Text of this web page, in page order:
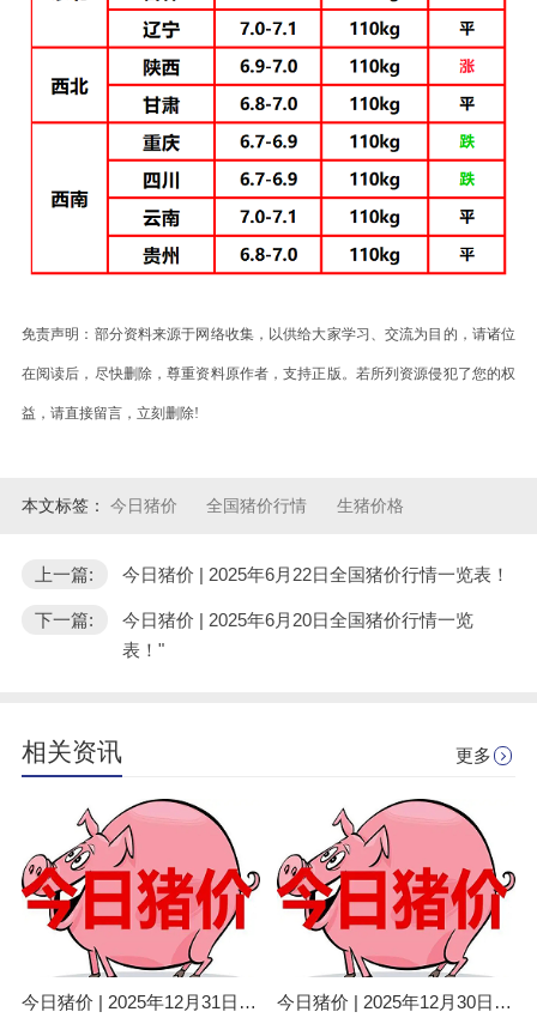
免责声明：部分资料来源于网络收集，以供给大家学习、交流为目的，请诸位
在阅读后，尽快删除，尊重资料原作者，支持正版。若所列资源侵犯了您的权
益，请直接留言，立刻删除!
本文标签： 今日猪价 全国猪价行情 生猪价格
上一篇: 今日猪价 | 2025年6月22日全国猪价行情一览表！
下一篇:
今日猪价 | 2025年6月20日全国猪价行情一览
表！"
相关资讯 更多
今日猪价 | 2025年12月31日全国猪价行情一览表！ 今日猪价 | 2025年12月30日全国猪价行情一览表！